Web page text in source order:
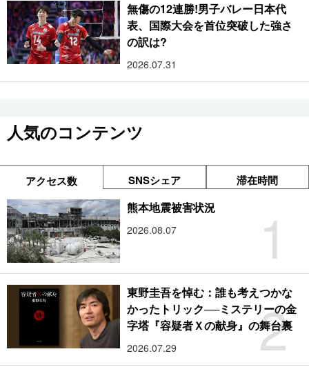
無傷の12連勝!男子バレー日本代
表、国際大会を首位突破した強さ
の訳は?
2026.07.31
人気のコンテンツ
アクセス数 SNSシェア 滞在時間
1
熊本地震被害状況
2026.08.07
2
東野圭吾を悼む：誰も考えつかな
かったトリック──ミステリーの金
字塔『容疑者Ｘの献身』の舞台裏
2026.07.29